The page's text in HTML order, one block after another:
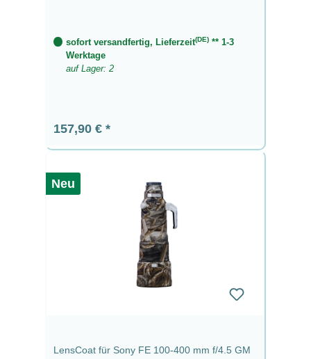
sofort versandfertig, Lieferzeit(DE)** 1-3
Werktage
auf Lager: 2
Regulärer Preis:
157,90 €
Neu
LensCoat für Sony FE 100-400 mm f/4.5 GM